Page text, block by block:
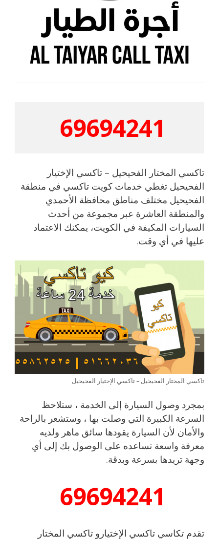
69694241
تاكسي المختار الفحيحيل – تاكسي الإختيار
الفحيحيل تغطي خدمات كويت تاكسي في منطقة
الفحيحيل مختلف مناطق محافظة الأحمدي
والمنطقة العاشرة عبر مجموعة من أحدث
السيارات المكيفة في الكويت، يمكنك الاعتماد
عليها في أي وقت.
تاكسي المختار الفحيحيل – تاكسي الإختيار الفحيحيل
بمجرد وصول السيارة إلى الخدمة ، ستلاحظ
السرعة الكبيرة التي وصلت بها ، وستشعر بالراحة
والأمان لأن السيارة يقودها سائق ماهر ولديه
معرفة واسعة تساعده على الوصول بك إلى أي
وجهة تريدها بسرعة وبدقة.
69694241
تقدم تكاسي تاكسي الإختيارو تاكسي المختار